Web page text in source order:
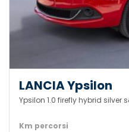
LANCIA Ypsilon
Ypsilon 1.0 firefly hybrid silver
Km percorsi